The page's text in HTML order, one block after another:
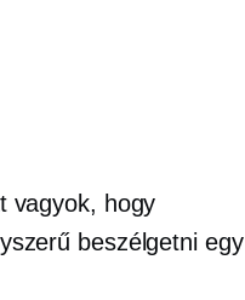
vagyok, hogy
beszélgetni egy